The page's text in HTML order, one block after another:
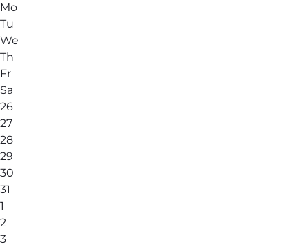
Mo
Tu
We
Th
Fr
Sa
26
27
28
29
30
31
1
2
3